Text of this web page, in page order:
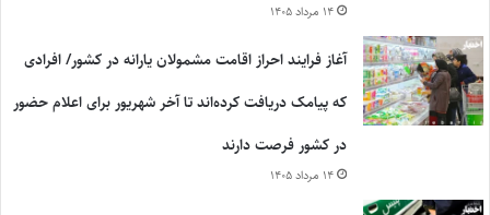
۱۴ مرداد ۱۴۰۵
آغاز فرایند احراز اقامت مشمولان یارانه در کشور/ افرادی
که پیامک دریافت کرده‌اند تا آخر شهریور برای اعلام حضور
در کشور فرصت دارند
۱۴ مرداد ۱۴۰۵